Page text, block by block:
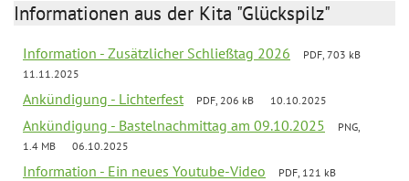
Informationen aus der Kita "Glückspilz"
Information - Zusätzlicher Schließtag 2026
PDF, 703 kB
11.11.2025
Ankündigung - Lichterfest PDF, 206 kB 10.10.2025
Ankündigung - Bastelnachmittag am 09.10.2025
PNG,
1.4 MB
06.10.2025
Information - Ein neues Youtube-Video
PDF, 121 kB